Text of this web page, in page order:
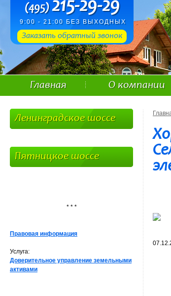
(495)215-29-29
9:00 - 21:00 БЕЗ ВЫХОДНЫХ
Заказать обратный звонок
Главная О компании
Ленинградское шоссе
Пятницкое шоссе
* * *
Правовая информация
Услуга:
Доверительное управление земельными
активами